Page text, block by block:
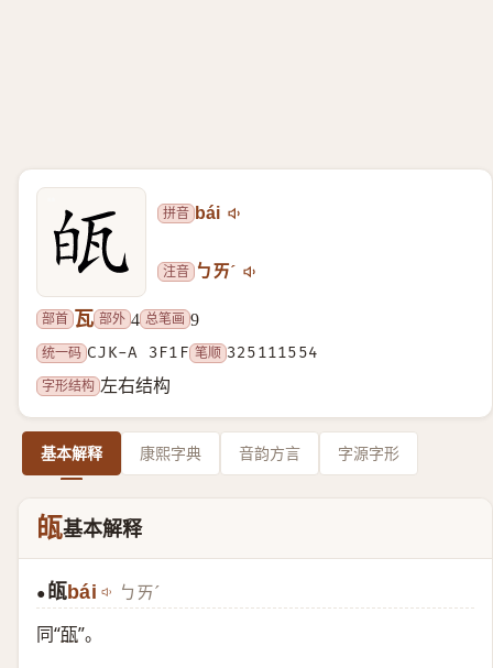
拼音 bái
注音 ㄅㄞˊ
部首 瓦 部外 4 总笔画 9
统一码 CJK-A 3F1F 笔顺 325111554
字形结构 左右结构
基本解释 康熙字典 音韵方言 字源字形
㼟基本解释
● 㼟bái ㄅㄞˊ
同“㼣”。